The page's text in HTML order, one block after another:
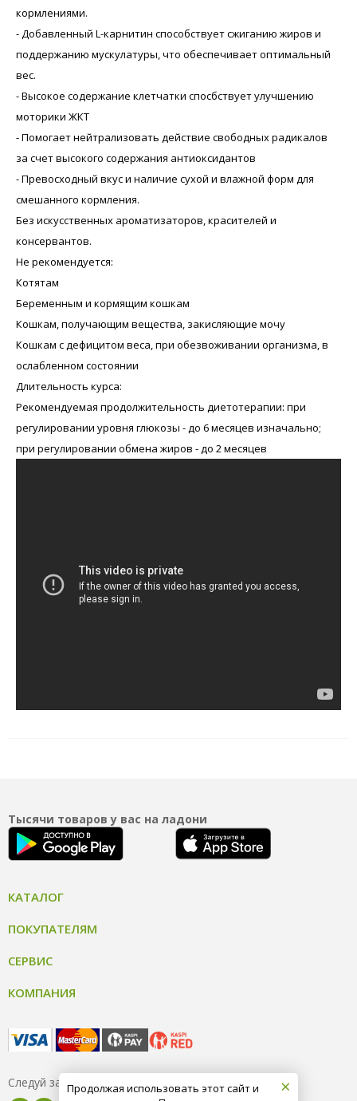
кормлениями.
- Добавленный L-карнитин способствует сжиганию жиров и
поддержанию мускулатуры, что обеспечивает оптимальный
вес.
- Высокое содержание клетчатки спосбствует улучшению
моторики ЖКТ
- Помогает нейтрализовать действие свободных радикалов
за счет высокого содержания антиоксидантов
- Превосходный вкус и наличие сухой и влажной форм для
смешанного кормления.
Без искусственных ароматизаторов, красителей и
консервантов.
Не рекомендуется:
Котятам
Беременным и кормящим кошкам
Кошкам, получающим вещества, закисляющие мочу
Кошкам с дефицитом веса, при обезвоживании организма, в
ослабленном состоянии
Длительность курса:
Рекомендуемая продолжительность диетотерапии: при
регулировании уровня глюкозы - до 6 месяцев изначально;
при регулировании обмена жиров - до 2 месяцев
Тысячи товаров у вас на ладони
КАТАЛОГ
ПОКУПАТЕЛЯМ
СЕРВИС
КОМПАНИЯ
Следуй за нами ×
Продолжая использовать этот сайт и